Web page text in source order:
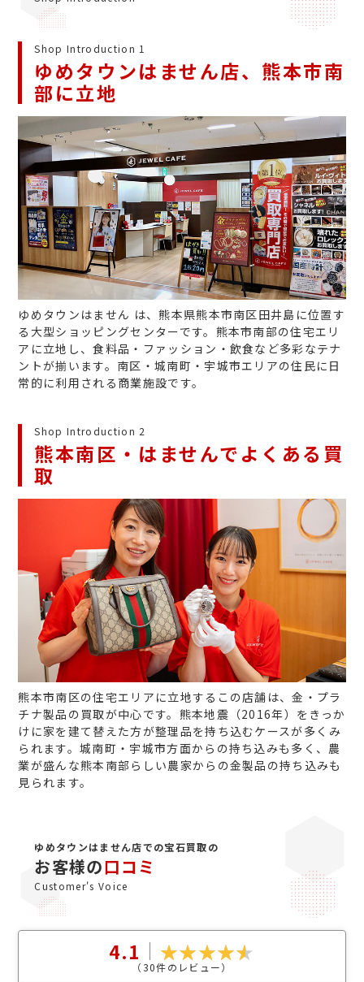
Shop Introduction 1
ゆめタウンはません店、熊本市南
部に立地
ゆめタウンはません は、熊本県熊本市南区田井島に位置す
る大型ショッピングセンターです。熊本市南部の住宅エリ
アに立地し、食料品・ファッション・飲食など多彩なテナ
ントが揃います。南区・城南町・宇城市エリアの住民に日
常的に利用される商業施設です。
Shop Introduction 2
熊本南区・はませんでよくある買
取
熊本市南区の住宅エリアに立地するこの店舗は、金・プラ
チナ製品の買取が中心です。熊本地震（2016年）をきっか
けに家を建て替えた方が整理品を持ち込むケースが多くみ
られます。城南町・宇城市方面からの持ち込みも多く、農
業が盛んな熊本南部らしい農家からの金製品の持ち込みも
見られます。
ゆめタウンはません店での宝石買取の
お客様の口コミ
Customer's Voice
4.1
（30件のレビュー）